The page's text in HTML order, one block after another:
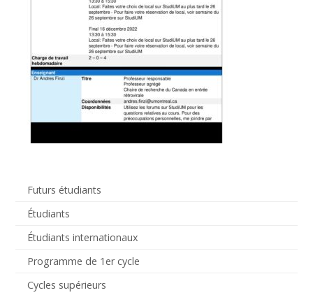
Futurs étudiants
Étudiants
Étudiants internationaux
Programme de 1er cycle
Cycles supérieurs